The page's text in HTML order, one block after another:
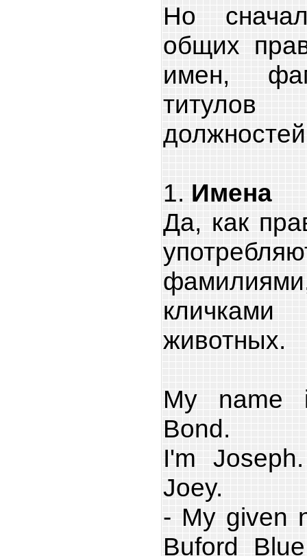
Но
общих
имен,
1. Имена
Да, как
животных.
My name
Bond.
I'm
Joey.
- My given
Buford